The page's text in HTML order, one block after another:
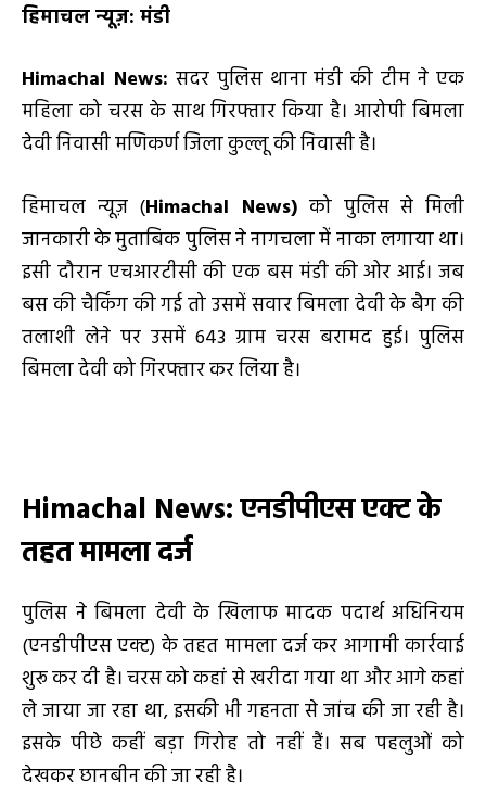
हिमाचल न्यूज़: मंडी
Himachal News: सदर पुलिस थाना मंडी की टीम ने एक
महिला को चरस के साथ गिरफ्तार किया है। आरोपी बिमला
देवी निवासी मणिकर्ण जिला कुल्लू की निवासी है।
हिमाचल न्यूज़ (Himachal News)को पुलिस से मिली
जानकारी के मुताबिक पुलिस ने नागचला में नाका लगाया था।
इसी दौरान एचआरटीसी की एक बस मंडी की ओर आई। जब
बस की चैर्किंग की गई तो उसमें सवार बिमला देवी के बैग की
तलाशी लेने पर उसमें 643 ग्राम चरस बरामद हुई। पुलिस
बिमला देवी को गिरफ्तार कर लिया है।
Himachal News:एनडीपीएस एक्ट के
तहत मामला दर्ज
पुलिस ने बिमला देवी के खिलाफ मादक पदार्थ अधिनियम
(एनडीपीएस एक्ट) के तहत मामला दर्ज कर आगामी कार्रवाई
शुरू कर दी है। चरस को कहां से खरीदा गया था और आगे कहां
ले जाया जा रहा था, इसकी भी गहनता से जांच की जा रही है।
इसके पीछे कहीं बड़ा गिरोह तो नहीं हैं। सब पहलुओं को
देखकर छानबीन की जा रही है।